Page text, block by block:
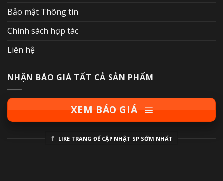
Bảo mật Thông tin
Chính sách hợp tác
Liên hệ
NHẬN BÁO GIÁ TẤT CẢ SẢN PHẨM
XEM BÁO GIÁ
LIKE TRANG ĐỂ CẬP NHẬT SP SỚM NHẤT